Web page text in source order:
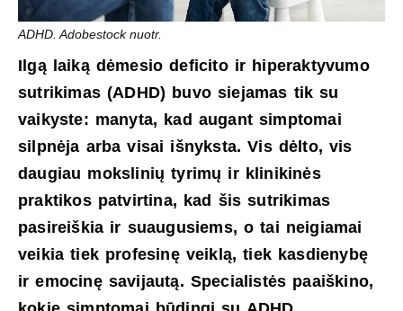
ADHD. Adobestock nuotr.
Ilgą laiką dėmesio deficito ir hiperaktyvumo
sutrikimas (ADHD) buvo siejamas tik su
vaikyste: manyta, kad augant simptomai
silpnėja arba visai išnyksta. Vis dėlto, vis
daugiau mokslinių tyrimų ir klinikinės
praktikos patvirtina, kad šis sutrikimas
pasireiškia ir suaugusiems, o tai neigiamai
veikia tiek profesinę veiklą, tiek kasdienybę
ir emocinę savijautą. Specialistės paaiškino,